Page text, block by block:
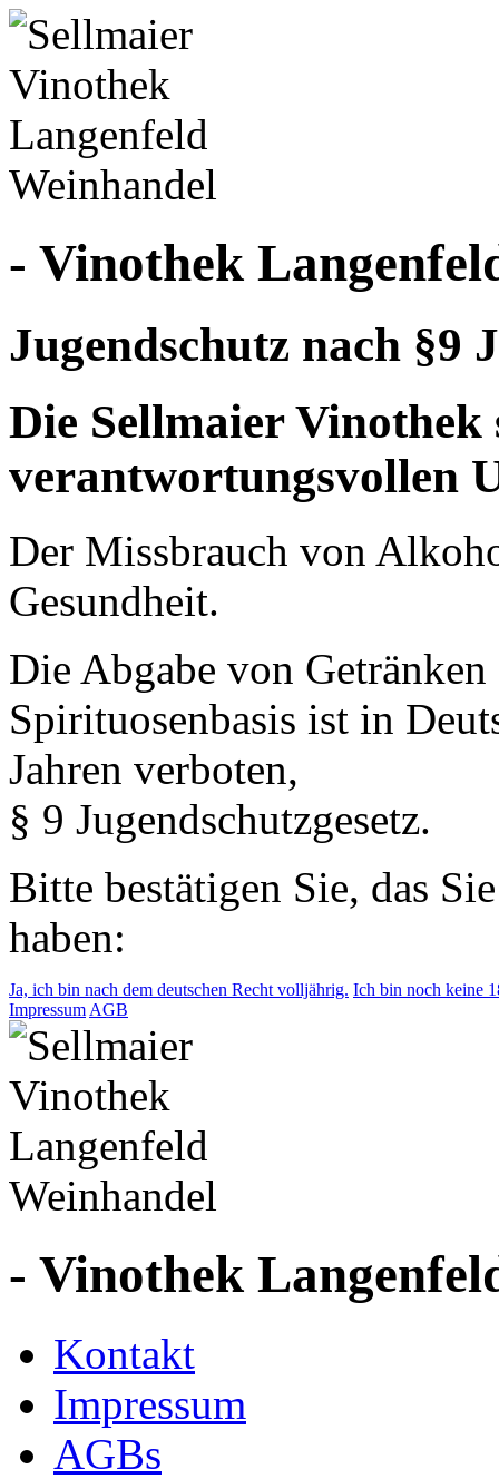
- Vinothek
Jugendschutz nach §9
Die Sellmaier Vinothek
verantwortungsvollen
Der Missbrauch von
Gesundheit.
Die Abgabe von
Spirituosenbasis ist in
Jahren verboten,
§ 9 Jugendschutzgesetz.
Bitte bestätigen Sie, das
haben:
Ja, ich bin nach dem deutschen Recht volljährig. Ich bin noch keine
Impressum AGB
- Vinothek
Kontakt
Impressum
AGBs